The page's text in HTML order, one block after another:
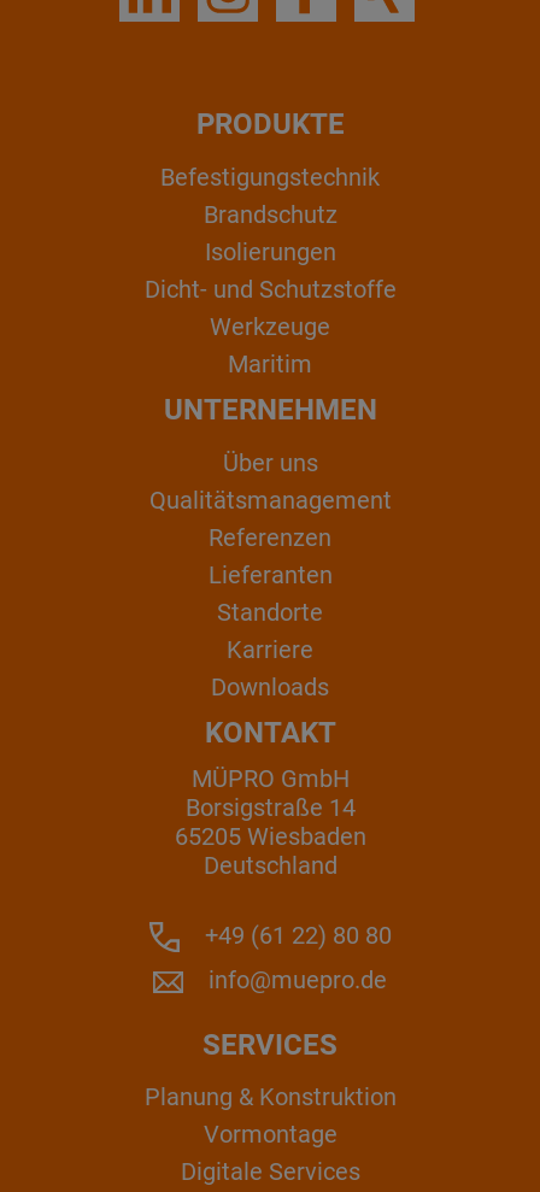
PRODUKTE
Befestigungstechnik
Brandschutz
Isolierungen
Dicht- und Schutzstoffe
Werkzeuge
Maritim
UNTERNEHMEN
Über uns
Qualitätsmanagement
Referenzen
Lieferanten
Standorte
Karriere
Downloads
KONTAKT
MÜPRO GmbH
Borsigstraße 14
65205 Wiesbaden
Deutschland
+49 (61 22) 80 80
info@muepro.de
SERVICES
Planung & Konstruktion
Vormontage
Digitale Services